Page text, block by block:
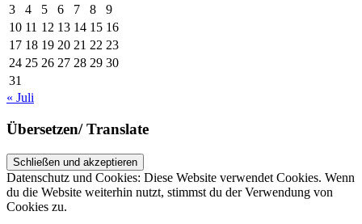
3
4 5 6 7 8
9
10 11 12 13 14 15 16
17 18 19 20 21 22 23
24 25 26 27 28 29 30
31
« Juli
Übersetzen/ Translate
Datenschutz und Cookies: Diese Website verwendet Cookies. Wenn
du die Website weiterhin nutzt, stimmst du der Verwendung von
Cookies zu.